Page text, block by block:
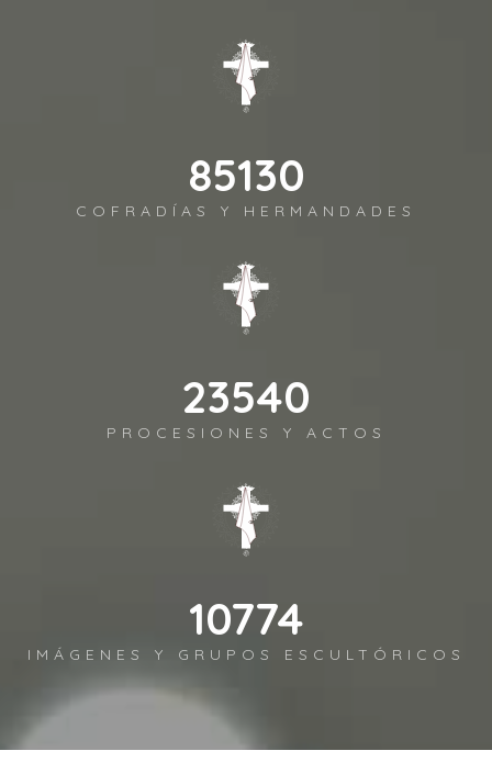
92697
COFRADÍAS Y HERMANDADES
25632
PROCESIONES Y ACTOS
11732
IMÁGENES Y GRUPOS ESCULTÓRICOS